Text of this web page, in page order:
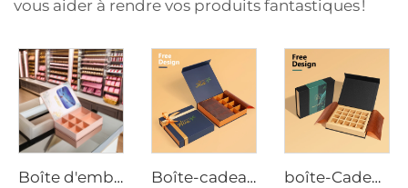
vous aider à rendre vos produits fantastiques !
Boîte d'emballage pour tablettes de chocolat avec logo personnalisé, fermeture magnétique, plateau d'insertion ondulé, impression en relief, papier couché pour commande en gros Boîte-cadeau de luxe pour chocolats avec fermeture magnétique personnalisable, avec nœud satiné et papier cireux pour chocolats boîte-Cadeau Magnétique de 20 Pièces pour Chocolats avec Couleur sur Mesure, Emballage Promotionnel pour la Saint-Valentin